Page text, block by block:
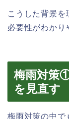
こうした背景を
必要性がわかり
梅雨対策
を見直す
梅雨対策の中で